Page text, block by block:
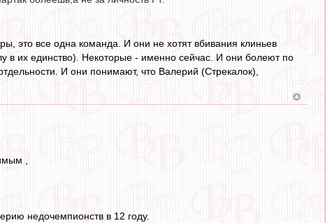
это все одна команда. И они не хотят вбивания клиньев
в их единство). Некоторые - именно сейчас. И они болеют по
И они понимают, что Валерий (Стрекалок),
,
недочемпионств в 12 году.